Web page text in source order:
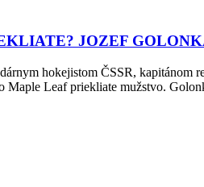
JOZEF
hokejistom ČSSR,
Maple Leaf priekliate mužstvo.